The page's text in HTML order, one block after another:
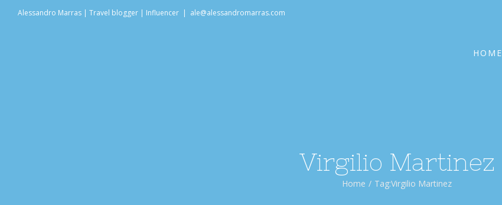
Alessandro Marras | Travel blogger | Influencer | ale@alessandromarras.com
HOME
Virgilio Martinez
Home / Tag:Virgilio Martinez